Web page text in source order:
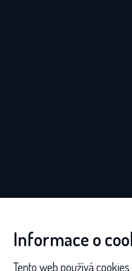
Informace o
Tento web používá